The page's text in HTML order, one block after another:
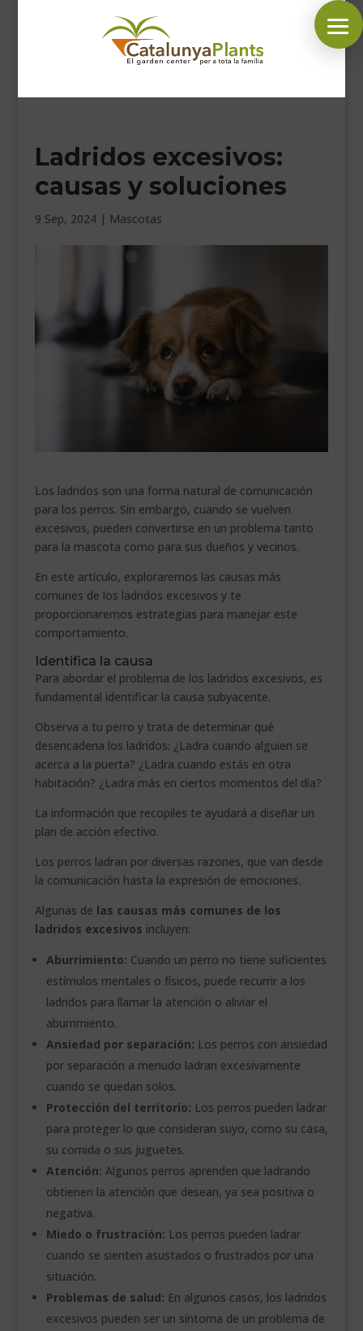
SÍGUENOS EN:
INICIO
PLANTAS
CONTACTAR
___________________________
Ladridos excesivos:
causas y soluciones
9 Sep, 2024| Mascotas
Los ladridos son una forma natural de comunicación
para los perros. Sin embargo, cuando se vuelven
excesivos, pueden convertirse en un problema tanto
para la mascota como para sus dueños y vecinos.
En este artículo, exploraremos las causas más
comunes de los ladridos excesivos y te
proporcionaremos estrategias para manejar este
comportamiento.
Identifica la causa
Para abordar el problema de los ladridos excesivos, es
fundamental identificar la causa subyacente.
Observa a tu perro y trata de determinar qué
desencadena los ladridos: ¿Ladra cuando alguien se
acerca a la puerta? ¿Ladra cuando estás en otra
habitación? ¿Ladra más en ciertos momentos del día?
La información que recopiles te ayudará a diseñar un
plan de acción efectivo.
Los perros ladran por diversas razones, que van desde
la comunicación hasta la expresión de emociones.
Algunas de las causas más comunes de los
ladridos excesivos incluyen:
Aburrimiento: Cuando un perro no tiene suficientes
estímulos mentales o físicos, puede recurrir a los
ladridos para llamar la atención o aliviar el
aburrimiento.
Ansiedad por separación: Los perros con ansiedad
por separación a menudo ladran excesivamente
cuando se quedan solos.
Protección del territorio: Los perros pueden ladrar
para proteger lo que consideran suyo, como su casa,
su comida o sus juguetes.
Atención: Algunos perros aprenden que ladrando
obtienen la atención que desean, ya sea positiva o
negativa.
Miedo o frustración: Los perros pueden ladrar
cuando se sienten asustados o frustrados por una
situación.
Problemas de salud: En algunos casos, los ladridos
excesivos pueden ser un síntoma de un problema de